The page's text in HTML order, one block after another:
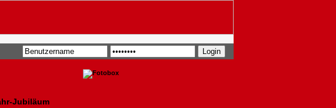
Jubiläum